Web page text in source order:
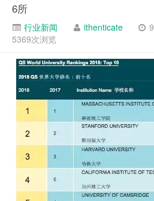
6所
行业新闻 ithenticate
5369次浏览